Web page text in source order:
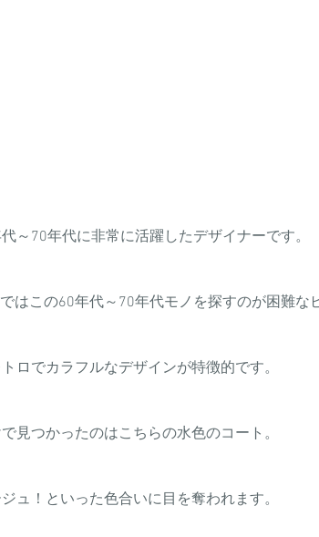
～70年代に非常に活躍したデザイナーです。
はこの60年代～70年代モノを探すのが困難な
ロでカラフルなデザインが特徴的です。
見つかったのはこちらの水色のコート。
ュ！といった色合いに目を奪われます。